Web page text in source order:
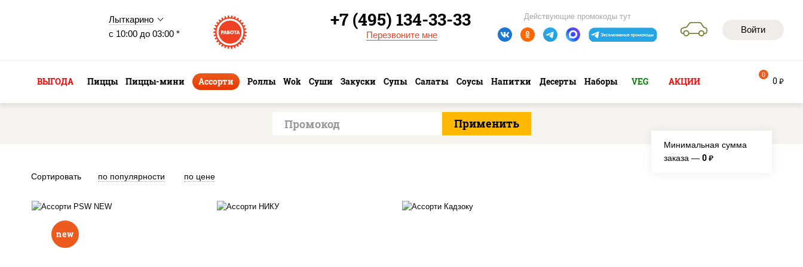
Лыткарино
с 10:00 до 03:00 *
Войти
Действующие промокоды тут
+7 (495) 134-33-33
Перезвоните мне
ВЫГОДА Пиццы Пиццы-мини Ассорти Роллы Wok Суши Закуски Супы Салаты Соусы Напитки Десерты Наборы VEG АКЦИИ 0 руб
0
Сортировать по популярности по цене
Минимальная сумма
заказа — 0 руб.
new
огурцом, ролл калифорния